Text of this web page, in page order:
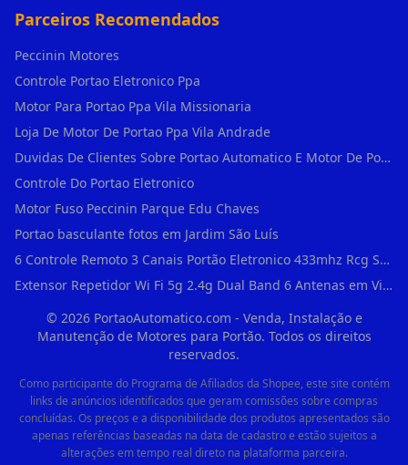
Parceiros Recomendados
Peccinin Motores
Controle Portao Eletronico Ppa
Motor Para Portao Ppa Vila Missionaria
Loja De Motor De Portao Ppa Vila Andrade
Duvidas De Clientes Sobre Portao Automatico E Motor De Portao Motor Para Portao De Ferro
Controle Do Portao Eletronico
Motor Fuso Peccinin Parque Edu Chaves
Portao basculante fotos em Jardim São Luís
6 Controle Remoto 3 Canais Portão Eletronico 433mhz Rcg Seg Garen Ppa em Vila Clementino
Extensor Repetidor Wi Fi 5g 2.4g Dual Band 6 Antenas em Vila Sônia
© 2026PortaoAutomatico.com - Venda, Instalação e
Manutenção de Motores para Portão. Todos os direitos
reservados.
Como participante do Programa de Afiliados da Shopee, este site contém
links de anúncios identificados que geram comissões sobre compras
concluídas. Os preços e a disponibilidade dos produtos apresentados são
apenas referências baseadas na data de cadastro e estão sujeitos a
alterações em tempo real direto na plataforma parceira.